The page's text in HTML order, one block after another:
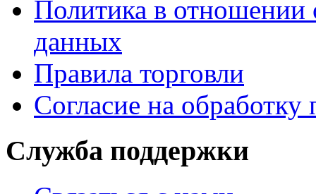
Политика в отношении
данных
Правила торговли
Согласие на
Служба поддержки